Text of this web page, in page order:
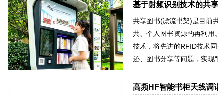
基于射频识别技术的共
共享图书(漂流书架)是目前
共、个人图书资源的再利用
技术，将先进的RFID技术
还、图书分享等问题，实现
高频HF智能书柜天线调